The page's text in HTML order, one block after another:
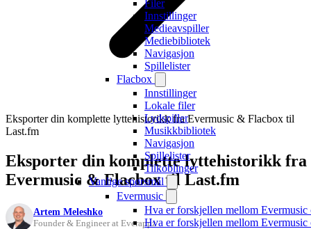
Filer
Innstillinger
Medieavspiller
Mediebibliotek
Navigasjon
Spillelister
Flacbox
Innstillinger
Lokale filer
Lydspiller
Musikkbibliotek
Navigasjon
Spillelister
Tilkoblinger
Vanlige spørsmål
Evermusic
Hva er forskjellen mellom Evermusic
Hva er forskjellen mellom Evermusic
Eksporter din komplette lyttehistorikk fra Evermusic & Flacbox til
Last.fm
Eksporter din komplette lyttehistorikk fra
Evermusic & Flacbox til Last.fm
Artem Meleshko
Founder & Engineer at Everappz